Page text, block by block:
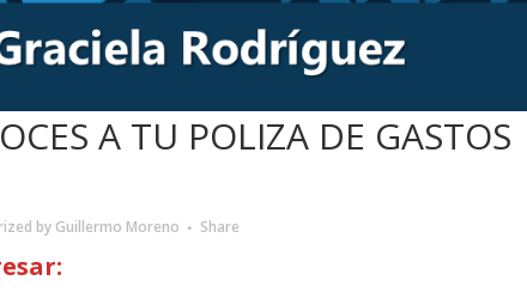
A TU POLIZA DE GASTOS
by Guillermo Moreno Share